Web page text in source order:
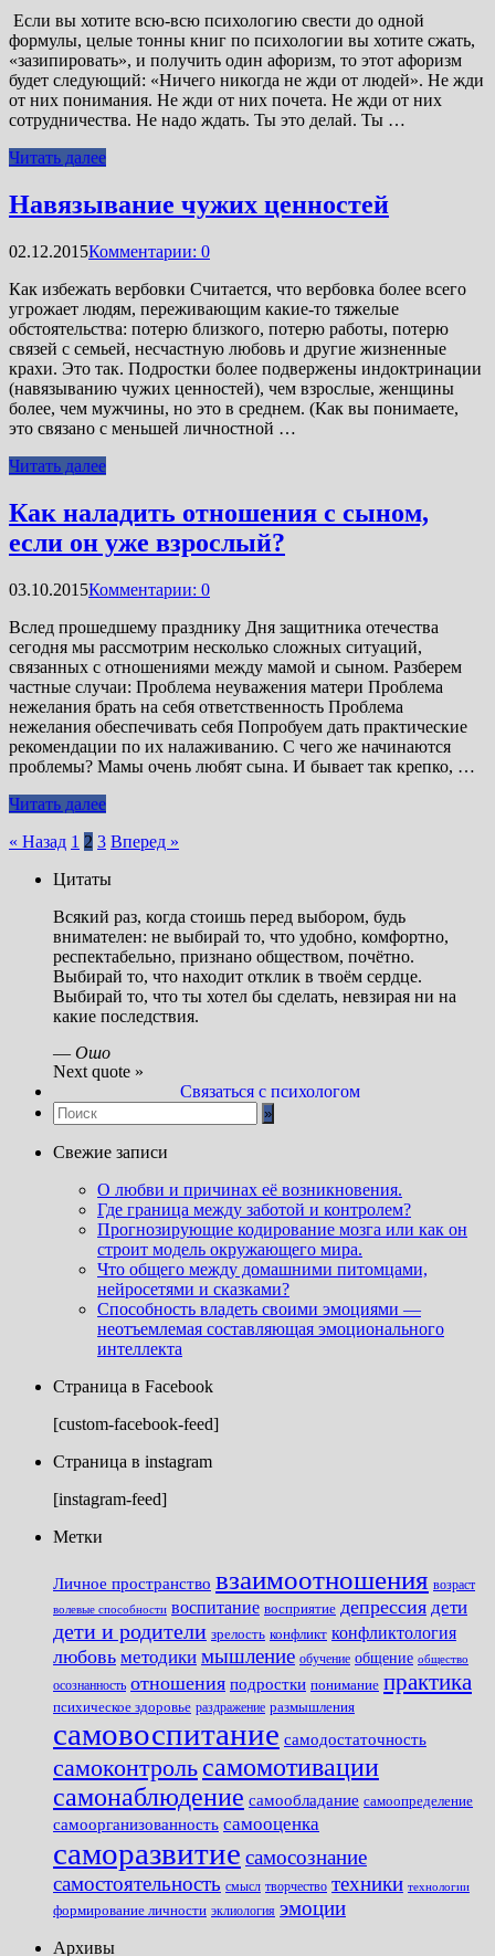
Если вы хотите всю-всю психологию свести до одной
формулы, целые тонны книг по психологии вы хотите сжать,
«зазипировать», и получить один афоризм, то этот афоризм
будет следующий: «Ничего никогда не жди от людей». Не жди
от них понимания. Не жди от них почета. Не жди от них
сотрудничества. Не надо ждать. Ты это делай. Ты …
Читать далее
Навязывание чужих ценностей
02.12.2015Комментарии: 0
Как избежать вербовки Считается, что вербовка более всего
угрожает людям, переживающим какие-то тяжелые
обстоятельства: потерю близкого, потерю работы, потерю
связей с семьей, несчастную любовь и другие жизненные
крахи. Это так. Подростки более подвержены индоктринации
(навязыванию чужих ценностей), чем взрослые, женщины
более, чем мужчины, но это в среднем. (Как вы понимаете,
это связано с меньшей личностной …
Читать далее
Как наладить отношения с сыном,
если он уже взрослый?
03.10.2015Комментарии: 0
Вслед прошедшему празднику Дня защитника отечества
сегодня мы рассмотрим несколько сложных ситуаций,
связанных с отношениями между мамой и сыном. Разберем
частные случаи: Проблема неуважения матери Проблема
нежелания брать на себя ответственность Проблема
нежелания обеспечивать себя Попробуем дать практические
рекомендации по их налаживанию. С чего же начинаются
проблемы? Мамы очень любят сына. И бывает так крепко, …
Читать далее
Пагинация
записей
« Назад 1 2 3 Вперед »
Цитаты
Всякий раз, когда стоишь перед выбором, будь
внимателен: не выбирай то, что удобно, комфортно,
респектабельно, признано обществом, почётно.
Выбирай то, что находит отклик в твоём сердце.
Выбирай то, что ты хотел бы сделать, невзирая ни на
какие последствия.
— Ошо
Next quote »
Связаться с психологом
Свежие записи
О любви и причинах её возникновения.
Где граница между заботой и контролем?
Прогнозирующие кодирование мозга или как он
строит модель окружающего мира.
Что общего между домашними питомцами,
нейросетями и сказками?
Способность владеть своими эмоциями —
неотъемлемая составляющая эмоционального
интеллекта
Страница в Facebook
[custom-facebook-feed]
Страница в instagram
[instagram-feed]
Метки
Личное пространство взаимоотношения возраст
волевые способности воспитание восприятие депрессия дети
дети и родители зрелость конфликт конфликтология
любовь методики мышление обучение общение общество
осознанность отношения подростки понимание практика
психическое здоровье раздражение размышления
самовоспитание самодостаточность
самоконтроль самомотивации
самонаблюдение самообладание самоопределение
самоорганизованность самооценка
саморазвитие самосознание
самостоятельность смысл творчество техники технологии
формирование личности эклиология эмоции
Архивы